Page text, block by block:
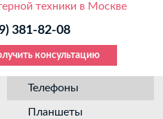
техники в Москве
381-82-08
консультацию
Телефоны
Планшеты